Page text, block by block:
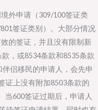
外申请（309/100签证类
签证类别）。大部分情况
的签证，并且没有限制新
，或8534条款和8535条款
侣移民的申请人，会先申
证上没有附加8503条款的
当600签证过期后，申请人